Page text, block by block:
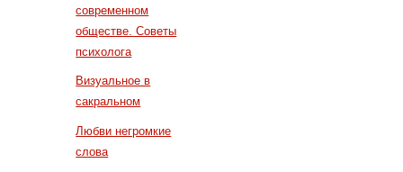
современном
обществе. Советы
психолога
Визуальное в
сакральном
Любви негромкие
слова